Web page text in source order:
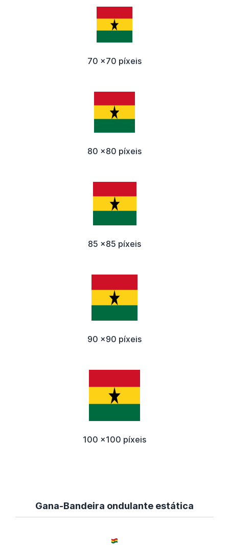
70 x70 píxeis
80 x80 píxeis
85 x85 píxeis
90 x90 píxeis
100 x100 píxeis
Gana-Bandeira ondulante estática